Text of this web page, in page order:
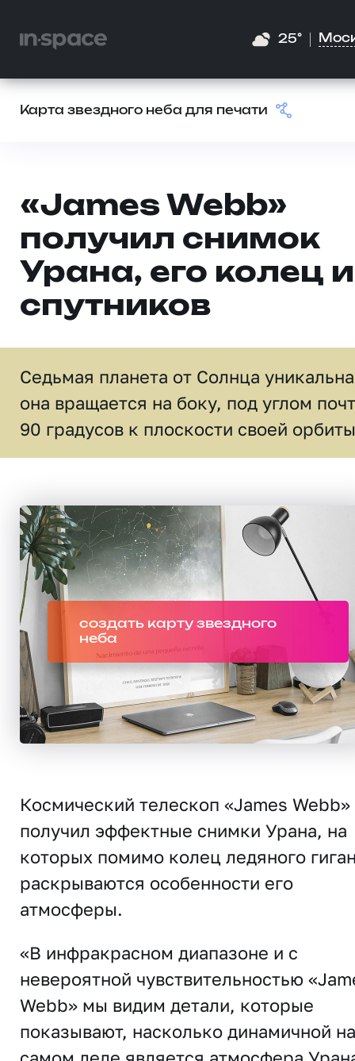
25°
Карта звездного неба для печати
«James Webb»
получил снимок
Урана, его колец и
спутников
Седьмая планета от Солнца
она вращается на боку, под углом
90 градусов к плоскости своей
создать карту звездного
неба
Космический телескоп «James Webb»
получил эффектные снимки Урана, на
которых помимо колец ледяного
раскрываются особенности его
атмосферы.
«В инфракрасном диапазоне и с
невероятной чувствительностью
Webb» мы видим детали, которые
показывают, насколько динамичной на